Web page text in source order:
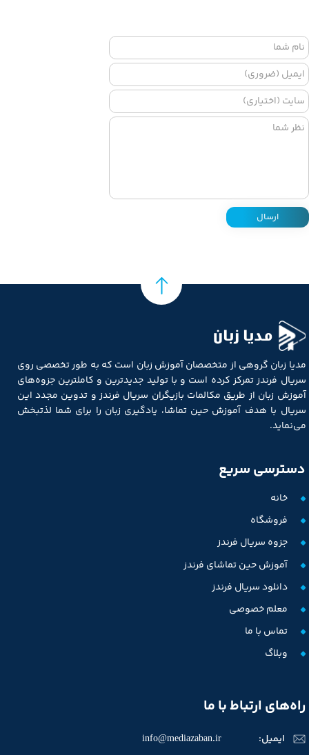
ارسال
مدیا زبان
مدیا زبان گروهی از متخصصان آموزش زبان است که به طور تخصصی روی
سریال فرندز تمرکز کرده است و با تولید جدیدترین و کاملترین جزوه‌های
آموزش زبان از طریق مکالمات بازیگران سریال فرندز و تدوین مجدد این
سریال با هدف آموزش حین تماشا، یادگیری زبان را برای شما لذتبخش
می‌نماید.
خانه
فروشگاه
جزوه سریال فرندز
آموزش حین تماشای فرندز
دانلود سریال فرندز
معلم خصوصی
تماس با ما
وبلاگ
دسترسی سریع
راه‌های ارتباط با ما
ایمیل: info@mediazaban.ir